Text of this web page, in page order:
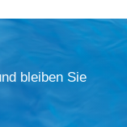
bleiben Sie